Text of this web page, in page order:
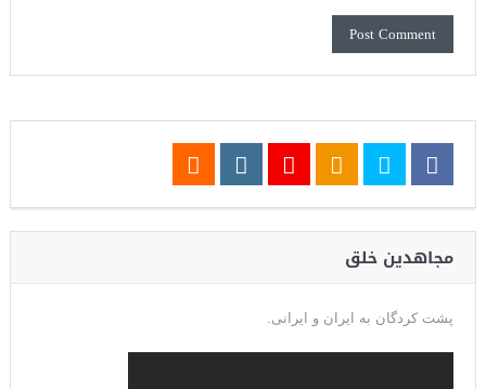
مجاهدین خلق
پشت کردگان به ایران و ایرانی.